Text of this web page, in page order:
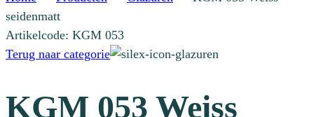
seidenmatt
Artikelcode: KGM 053
Terug naar categorie
KGM 053 Weiss